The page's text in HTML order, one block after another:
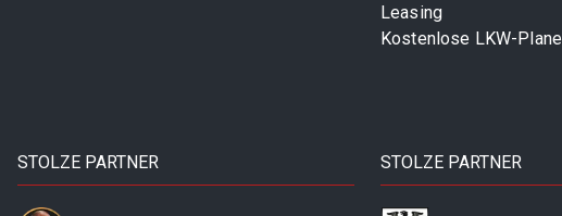
Leasing
Kostenlose LKW-Plane
STOLZE PARTNER STOLZE PARTNER